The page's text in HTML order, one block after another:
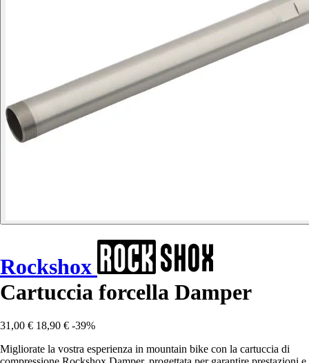
Rockshox
Cartuccia forcella Damper
31,00 € 18,90 € -39%
Migliorate la vostra esperienza in mountain bike con la cartuccia di